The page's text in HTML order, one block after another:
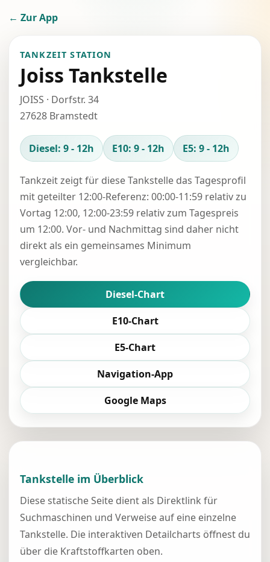
← Zur App
TANKZEIT STATION
Joiss Tankstelle
JOISS · Dorfstr. 34
27628 Bramstedt
Diesel: 9 - 12h E10: 9 - 12h E5: 9 - 12h
Tankzeit zeigt für diese Tankstelle das Tagesprofil
mit geteilter 12:00-Referenz: 00:00-11:59 relativ zu
Vortag 12:00, 12:00-23:59 relativ zum Tagespreis
um 12:00. Vor- und Nachmittag sind daher nicht
direkt als ein gemeinsames Minimum
vergleichbar.
Diesel-Chart
E10-Chart
E5-Chart
Navigation-App
Google Maps
Tankstelle im Überblick
Diese statische Seite dient als Direktlink für
Suchmaschinen und Verweise auf eine einzelne
Tankstelle. Die interaktiven Detailcharts öffnest du
über die Kraftstoffkarten oben.